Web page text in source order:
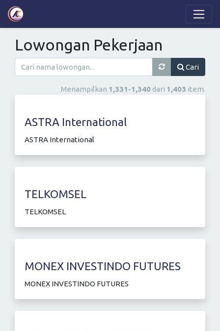
Lowongan Pekerjaan
Cari
Menampilkan 1,331-1,340 dari 1,403 item.
ASTRA International
ASTRA International
TELKOMSEL
TELKOMSEL
MONEX INVESTINDO FUTURES
MONEX INVESTINDO FUTURES